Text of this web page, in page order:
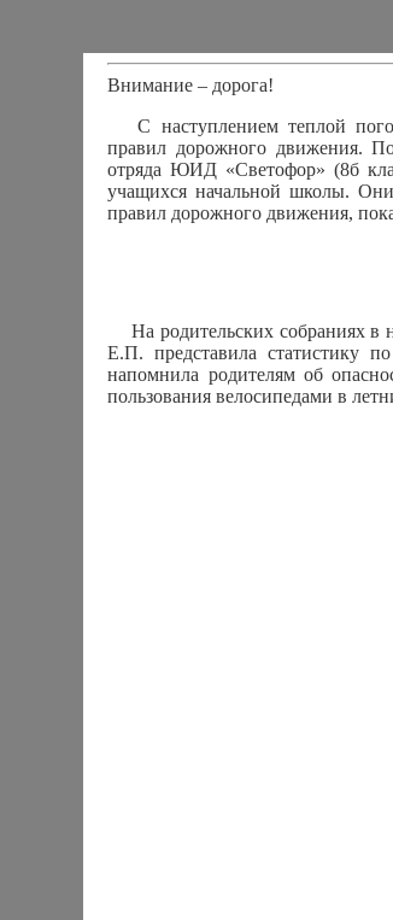
Внимание – дорога!
С наступлением теплой
правил дорожного движения.
отряда ЮИД «Светофор» (8б
учащихся начальной школы.
правил дорожного движения,
На родительских собраниях в
Е.П. представила статистику
напомнила родителям об
пользования велосипедами в